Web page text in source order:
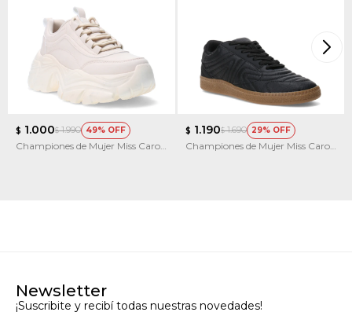
$ 1.000$ 1.990 49
Championes de Mujer Miss Carol
$ 1.190$ 1.690 29
Championes de Mujer Miss Carol
Newsletter
¡Suscribite y recibí todas nuestras novedades!